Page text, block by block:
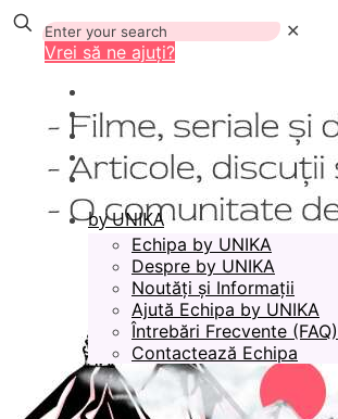
✕
Vrei să ne ajuți?
by UNIKA
Echipa by UNIKA
Despre by UNIKA
Noutăți și Informații
Ajută Echipa by UNIKA
Întrebări Frecvente (FAQ)
Contactează Echipa